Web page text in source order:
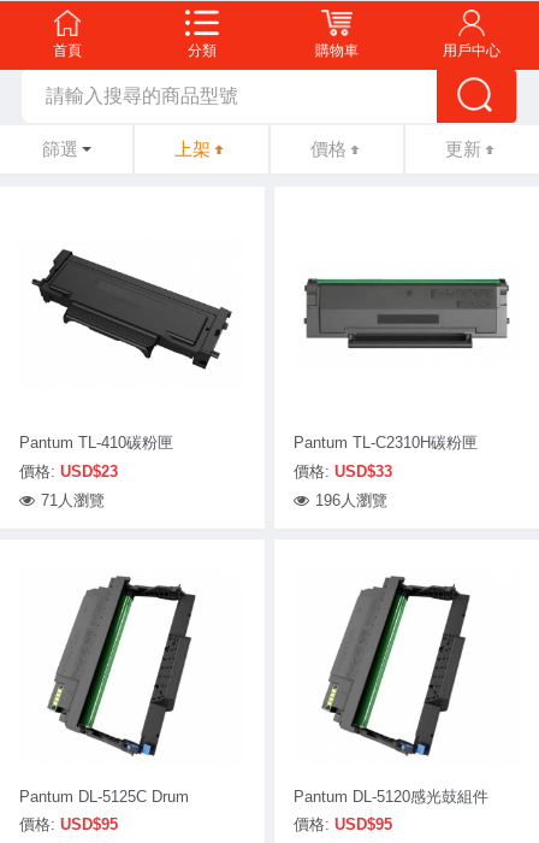
首頁 分類 購物車 用戶中心
篩選 上架 價格 更新
Pantum TL-410碳粉匣
價格: USD$23
71人瀏覽
Pantum TL-C2310H碳粉匣
價格: USD$33
196人瀏覽
Pantum DL-5125C Drum
價格: USD$95
Pantum DL-5120感光鼓組件
價格: USD$95